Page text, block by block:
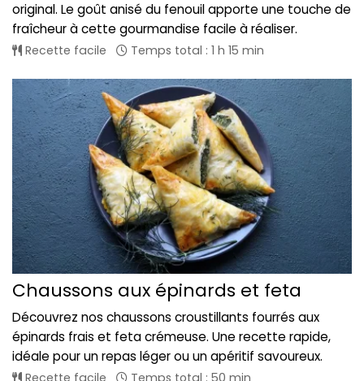
original. Le goût anisé du fenouil apporte une touche de
fraîcheur à cette gourmandise facile à réaliser.
Recette facile Temps total : 1 h 15 min
Chaussons aux épinards et feta
Découvrez nos chaussons croustillants fourrés aux
épinards frais et feta crémeuse. Une recette rapide,
idéale pour un repas léger ou un apéritif savoureux.
Recette facile Temps total : 50 min